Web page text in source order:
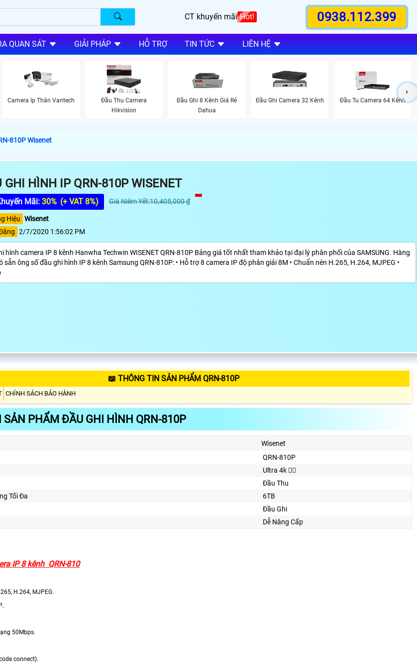
CT khuyến mãi Hot! 0938.112.399
QUAN SÁT GIẢI PHÁP HỖ TRỢ TIN TỨC LIÊN HỆ
Camera Ip Thân Vantech
Đầu Thu Camera
Hikvision
Đầu Ghi 8 Kênh Giá Rẻ
Dahua
Đầu Ghi Camera 32 Kênh Đầu Tu Camera 64 Kênh
810P Wisenet
GHI HÌNH IP QRN-810P WISENET
Mãi: 30% (+ VAT 8%) Giá Niêm Yết:10,405,000 ₫
Hiệu Wisenet
2/7/2020 1:56:02 PM
hình camera IP 8 kênh Hanwha Techwin WISENET QRN-810P Bảng giá tốt nhất tham khảo tại đại lý phân phối của SAMSUNG. Hàng
sẵn ông số đầu ghi hình IP 8 kênh Samsung QRN-810P: • Hỗ trợ 8 camera IP độ phân giải 8M • Chuẩn nén H.265, H.264, MJPEG •
📖 THÔNG TIN SẢN PHẨM QRN-810P
CHÍNH SÁCH BẢO HÀNH
SẢN PHẨM ĐẦU GHI HÌNH QRN-810P
Wisenet
QRN-810P
Ultra 4k 👍🏾
Đầu Thu
Tối Đa
6TB
Đầu Ghi
Dễ Nâng Cấp
IP 8 kênh QRN-810
H.264, MJPEG.
50Mbps.
connect).